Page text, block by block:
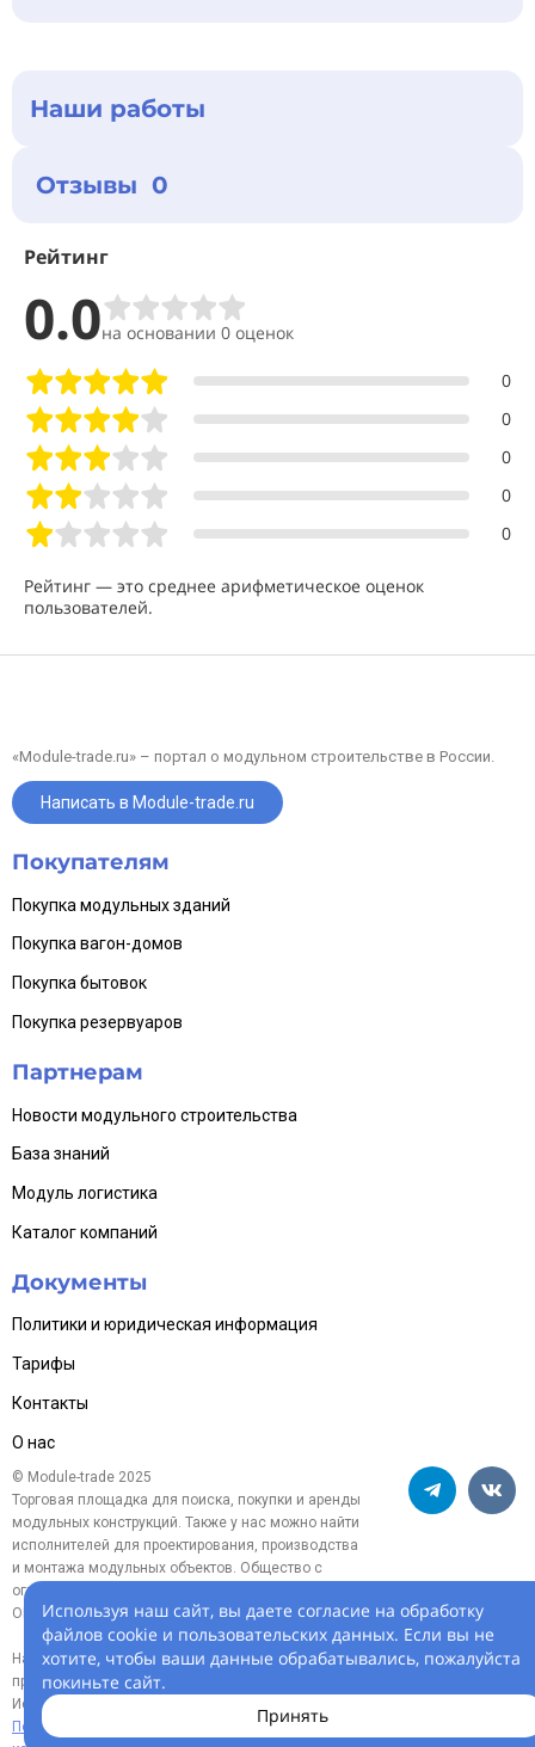
Используя наш сайт, вы даете согласие на обработку
файлов cookie и пользовательских данных. Если вы не
хотите, чтобы ваши данные обрабатывались, пожалуйста
покиньте сайт.
Принять
Наши работы
Отзывы 0
Рейтинг
0.0на основании 0 оценок
0
0
0
0
0
Рейтинг — это среднее арифметическое оценок
пользователей.
«Module-trade.ru» – портал о модульном строительстве в России.
Написать в Module-trade.ru
Покупателям
Покупка модульных зданий
Покупка вагон-домов
Покупка бытовок
Покупка резервуаров
Партнерам
Новости модульного строительства
База знаний
Модуль логистика
Каталог компаний
Документы
Политики и юридическая информация
Тарифы
Контакты
О нас
© Module-trade 2025
Торговая площадка для поиска, покупки и аренды
модульных конструкций. Также у нас можно найти
исполнителей для проектирования, производства
и монтажа модульных объектов. Общество с
ограниченной ответственностью «Модуль-трейд»,
ОГРН 1254700005119
На информационном ресурсе
применяются рекомендательные технологии.
Использование сайта означает согласие с
Пользовательским соглашением
Политикой